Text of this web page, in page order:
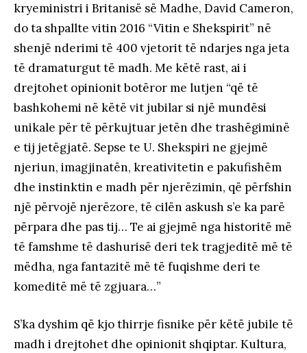
kryeministri i Britanisë së Madhe, David Cameron,
do ta shpallte vitin 2016 “Vitin e Shekspirit” në
shenjë nderimi të 400 vjetorit të ndarjes nga jeta
të dramaturgut të madh. Me këtë rast, ai i
drejtohet opinionit botëror me lutjen “që të
bashkohemi në këtë vit jubilar si një mundësi
unikale për të përkujtuar jetën dhe trashëgiminë
e tij jetëgjatë. Sepse te U. Shekspiri ne gjejmë
njeriun, imagjinatën, kreativitetin e pakufishëm
dhe instinktin e madh për njerëzimin, që përfshin
një përvojë njerëzore, të cilën askush s’e ka parë
përpara dhe pas tij… Te ai gjejmë nga historitë më
të famshme të dashurisë deri tek tragjeditë më të
mëdha, nga fantazitë më të fuqishme deri te
komeditë më të zgjuara…”
S’ka dyshim që kjo thirrje fisnike për këtë jubile të
madh i drejtohet dhe opinionit shqiptar. Kultura,